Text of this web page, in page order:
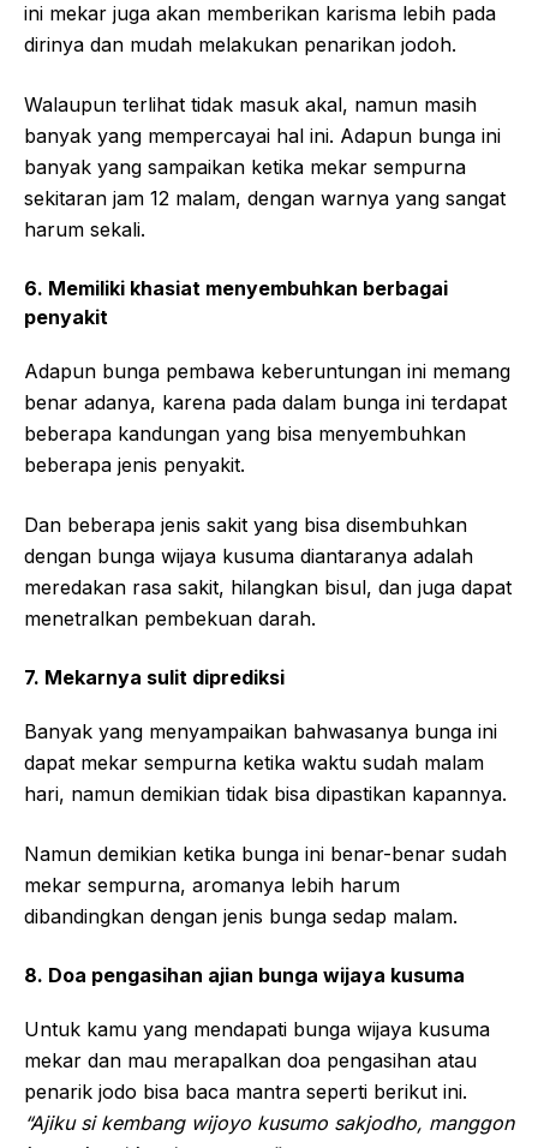
ini mekar juga akan memberikan karisma lebih pada
dirinya dan mudah melakukan penarikan jodoh.
Walaupun terlihat tidak masuk akal, namun masih
banyak yang mempercayai hal ini. Adapun bunga ini
banyak yang sampaikan ketika mekar sempurna
sekitaran jam 12 malam, dengan warnya yang sangat
harum sekali.
6. Memiliki khasiat menyembuhkan berbagai
penyakit
Adapun bunga pembawa keberuntungan ini memang
benar adanya, karena pada dalam bunga ini terdapat
beberapa kandungan yang bisa menyembuhkan
beberapa jenis penyakit.
Dan beberapa jenis sakit yang bisa disembuhkan
dengan bunga wijaya kusuma diantaranya adalah
meredakan rasa sakit, hilangkan bisul, dan juga dapat
menetralkan pembekuan darah.
7. Mekarnya sulit diprediksi
Banyak yang menyampaikan bahwasanya bunga ini
dapat mekar sempurna ketika waktu sudah malam
hari, namun demikian tidak bisa dipastikan kapannya.
Namun demikian ketika bunga ini benar-benar sudah
mekar sempurna, aromanya lebih harum
dibandingkan dengan jenis bunga sedap malam.
8. Doa pengasihan ajian bunga wijaya kusuma
Untuk kamu yang mendapati bunga wijaya kusuma
mekar dan mau merapalkan doa pengasihan atau
penarik jodo bisa baca mantra seperti berikut ini.
“Ajiku si kembang wijoyo kusumo sakjodho, manggon